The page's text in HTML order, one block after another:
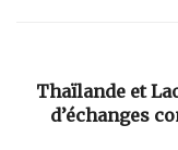
Thaïlande et
d’échanges